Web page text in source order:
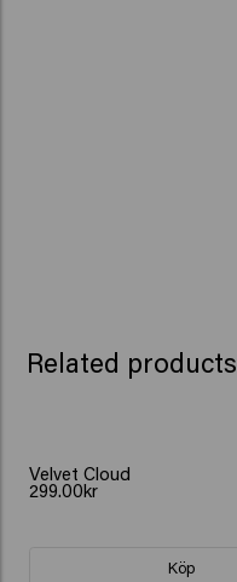
Related products
Velvet Cloud
299.00kr
Köp